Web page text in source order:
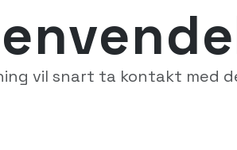
vil snart ta kontakt med